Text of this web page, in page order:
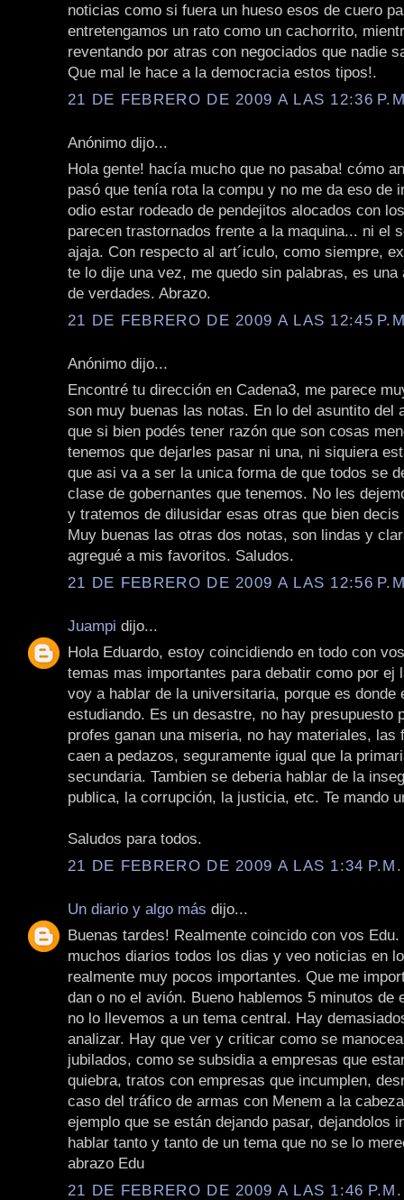
noticias como si fuera un hueso esos de cuero
entretengamos un rato como un cachorrito,
reventando por atras con negociados que nadie
Que mal le hace a la democracia estos tipos!.
21 DE FEBRERO DE 2009 A LAS 12:36
Anónimo dijo...
Hola gente! hacía mucho que no pasaba! cómo
pasó que tenía rota la compu y no me da eso de
odio estar rodeado de pendejitos alocados con
parecen trastornados frente a la maquina... ni el
ajaja. Con respecto al art´iculo, como siempre,
te lo dije una vez, me quedo sin palabras, es una
de verdades. Abrazo.
21 DE FEBRERO DE 2009 A LAS 12:45
Anónimo dijo...
Encontré tu dirección en Cadena3, me parece
son muy buenas las notas. En lo del asuntito del
que si bien podés tener razón que son cosas
tenemos que dejarles pasar ni una, ni siquiera
que asi va a ser la unica forma de que todos se
clase de gobernantes que tenemos. No les
y tratemos de dilusidar esas otras que bien
Muy buenas las otras dos notas, son lindas y
agregué a mis favoritos. Saludos.
21 DE FEBRERO DE 2009 A LAS 12:56
Juampi dijo...
Hola Eduardo, estoy coincidiendo en todo con
temas mas importantes para debatir como por ej
voy a hablar de la universitaria, porque es donde
estudiando. Es un desastre, no hay presupuesto
profes ganan una miseria, no hay materiales, las
caen a pedazos, seguramente igual que la
secundaria. Tambien se deberia hablar de la
publica, la corrupción, la justicia, etc. Te mando
Saludos para todos.
21 DE FEBRERO DE 2009 A LAS 1:34 P.M.
Un diario y algo más dijo...
Buenas tardes! Realmente coincido con vos
muchos diarios todos los dias y veo noticias en
realmente muy pocos importantes. Que me
dan o no el avión. Bueno hablemos 5 minutos de
no lo llevemos a un tema central. Hay
analizar. Hay que ver y criticar como se
jubilados, como se subsidia a empresas que
quiebra, tratos con empresas que incumplen,
caso del tráfico de armas con Menem a la
ejemplo que se están dejando pasar, dejandolos
hablar tanto y tanto de un tema que no se lo
abrazo Edu
21 DE FEBRERO DE 2009 A LAS 1:46 P.M.